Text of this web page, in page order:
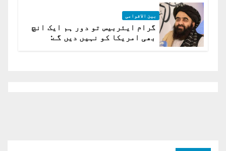
بین الاقوامی
گرام ایئربیس تو دور ہم ایک انچ
بھی امریکا کو نہیں دیں گے: